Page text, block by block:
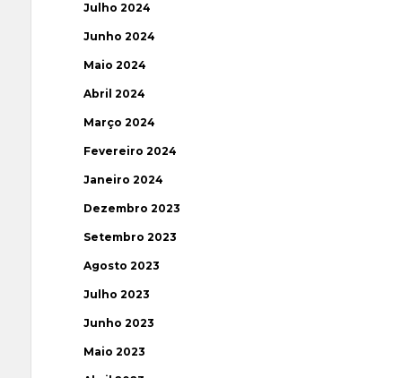
Julho 2024
Junho 2024
Maio 2024
Abril 2024
Março 2024
Fevereiro 2024
Janeiro 2024
Dezembro 2023
Setembro 2023
Agosto 2023
Julho 2023
Junho 2023
Maio 2023